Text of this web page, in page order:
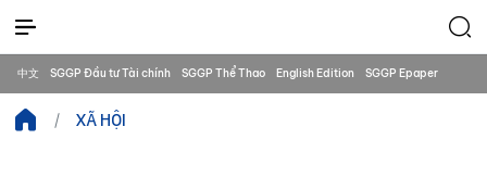
中文 SGGP Đầu tư Tài chính SGGP Thể Thao English Edition SGGP Epaper
XÃ HỘI